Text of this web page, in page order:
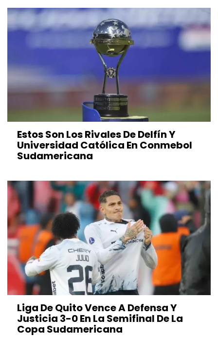
Estos Son Los Rivales De Delfín Y
Universidad Católica En Conmebol
Sudamericana
Liga De Quito Vence A Defensa Y
Justicia 3-0 En La Semifinal De La
Copa Sudamericana